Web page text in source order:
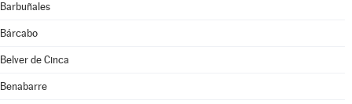
Barbuñales
Bárcabo
Belver de Cinca
Benabarre